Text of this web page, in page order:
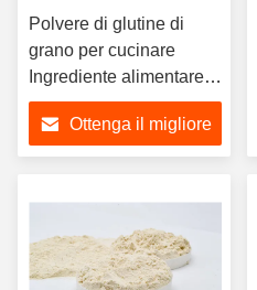
Polvere di glutine di
grano per cucinare
Ingrediente alimentare,
polvere di glutine giallo
chiaroOttenga il migliore